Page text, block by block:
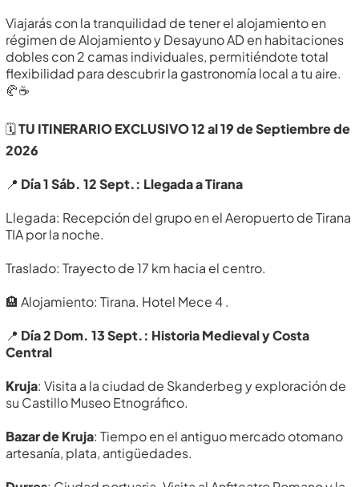
Viajarás con la tranquilidad de tener el alojamiento en
régimen de Alojamiento y Desayuno AD en habitaciones
dobles con 2 camas individuales, permitiéndote total
flexibilidad para descubrir la gastronomía local a tu aire.
🥐☕
🗓️TU ITINERARIO EXCLUSIVO 12 al 19 de Septiembre de
2026
📍 Día 1 Sáb. 12 Sept.: Llegada a Tirana
Llegada: Recepción del grupo en el Aeropuerto de Tirana
TIA por la noche.
Traslado: Trayecto de 17 km hacia el centro.
🏨 Alojamiento: Tirana. Hotel Mece 4 .
📍 Día 2 Dom. 13 Sept.: Historia Medieval y Costa
Central
Kruja: Visita a la ciudad de Skanderbeg y exploración de
su Castillo Museo Etnográfico.
Bazar de Kruja: Tiempo en el antiguo mercado otomano
artesanía, plata, antigüedades.